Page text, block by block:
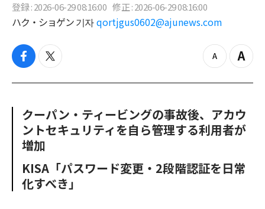
登録 : 2026-06-29 08:16:00 修正 : 2026-06-29 08:16:00
ハク・ショゲン 기자 qortjgus0602@ajunews.com
f
c
o
o
k
t
i
e
r
z
o
u
t
Z
o
n
クーパン・ティービングの事故後、アカウ
ントセキュリティを自ら管理する利用者が
増加
KISA「パスワード変更・2段階認証を日常
化すべき」